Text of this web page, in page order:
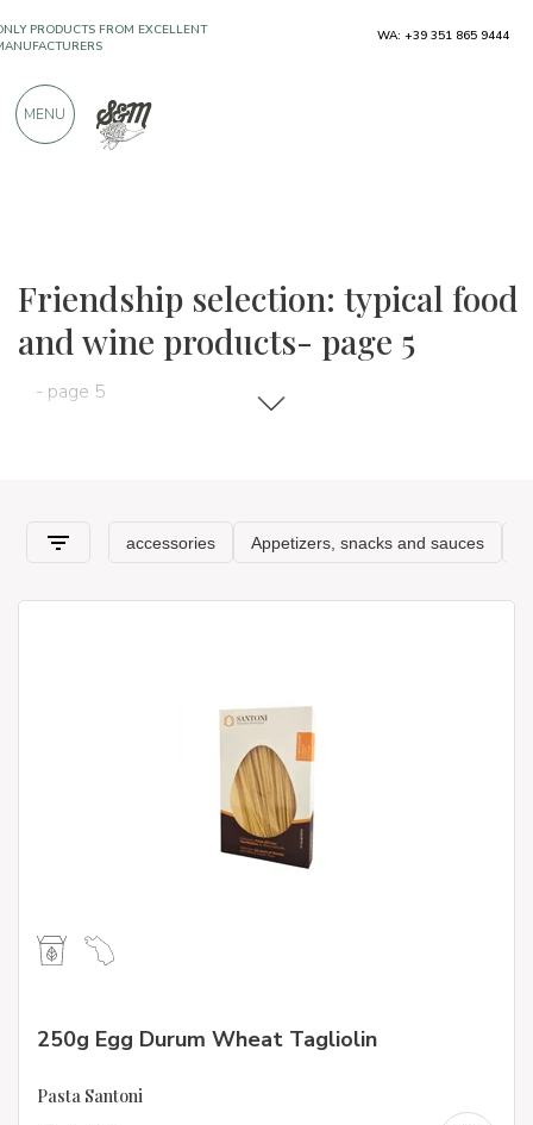
Friendship selection: typical food
and wine products- page 5
- page 5
250g Egg Durum Wheat Tagliolin
Pasta Santoni
PRODUCTS FROM EXCELLENT
900 POSITIVE REVIEWS
WA: +39 351 865 9444
MENU